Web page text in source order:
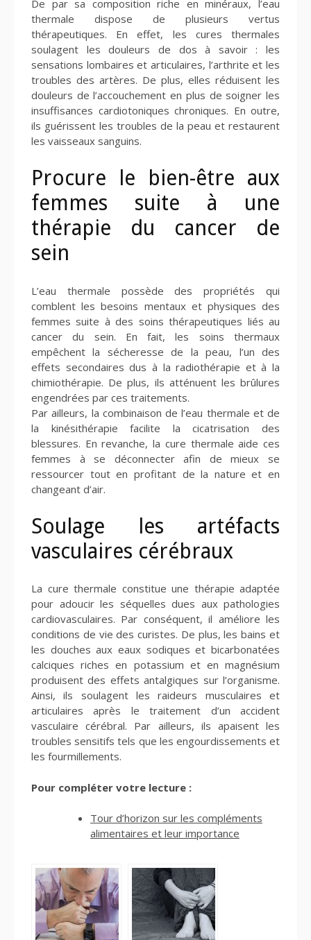
De par sa composition riche en minéraux, l’eau
thermale dispose de plusieurs vertus
thérapeutiques. En effet, les cures thermales
soulagent les douleurs de dos à savoir : les
sensations lombaires et articulaires, l’arthrite et les
troubles des artères. De plus, elles réduisent les
douleurs de l’accouchement en plus de soigner les
insuffisances cardiotoniques chroniques. En outre,
ils guérissent les troubles de la peau et restaurent
les vaisseaux sanguins.
Procure le bien-être aux
femmes suite à une
thérapie du cancer de
sein
L’eau thermale possède des propriétés qui
comblent les besoins mentaux et physiques des
femmes suite à des soins thérapeutiques liés au
cancer du sein. En fait, les soins thermaux
empêchent la sécheresse de la peau, l’un des
effets secondaires dus à la radiothérapie et à la
chimiothérapie. De plus, ils atténuent les brûlures
engendrées par ces traitements.
Par ailleurs, la combinaison de l’eau thermale et de
la kinésithérapie facilite la cicatrisation des
blessures. En revanche, la cure thermale aide ces
femmes à se déconnecter afin de mieux se
ressourcer tout en profitant de la nature et en
changeant d’air.
Soulage les artéfacts
vasculaires cérébraux
La cure thermale constitue une thérapie adaptée
pour adoucir les séquelles dues aux pathologies
cardiovasculaires. Par conséquent, il améliore les
conditions de vie des curistes. De plus, les bains et
les douches aux eaux sodiques et bicarbonatées
calciques riches en potassium et en magnésium
produisent des effets antalgiques sur l’organisme.
Ainsi, ils soulagent les raideurs musculaires et
articulaires après le traitement d’un accident
vasculaire cérébral. Par ailleurs, ils apaisent les
troubles sensitifs tels que les engourdissements et
les fourmillements.
Pour compléter votre lecture :
Tour d’horizon sur les compléments
alimentaires et leur importance